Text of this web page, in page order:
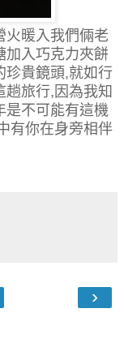
火暖入我們倆老
加入巧克力夾餅
珍貴鏡頭,就如行
旅行,因為我知
是不可能有這機
有你在身旁相伴
›